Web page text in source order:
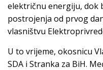
električnu energiju, dok
postrojenja od prvog
vlasništvu
U to vrijeme, okosnicu
SDA i Stranka za BiH.